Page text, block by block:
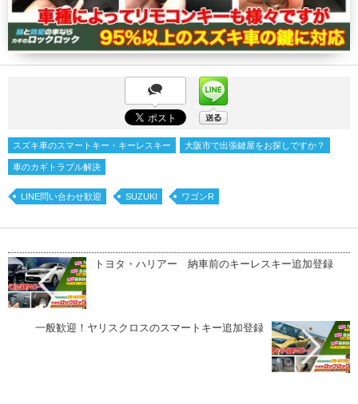
スズキ車のスマートキー・キーレスキー 大阪市で出張鍵屋をお探しですか？
車のカギトラブル解決
LINE問い合わせ歓迎 SUZUKI ワゴンR
トヨタ・ハリアー 納車前のキーレスキー追加登録
一般歓迎！ヤリスクロスのスマートキー追加登録